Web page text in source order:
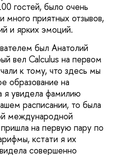
гостей, было очень
много приятных отзывов,
и ярких эмоций.
был Анатолий
вел Calculus на первом
к тому, что здесь мы
образование на
я увидела фамилию
расписании, то была
международной
на первую пару по
кстати я их
совершенно